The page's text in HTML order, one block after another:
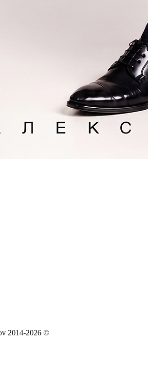
2014-2026 ©